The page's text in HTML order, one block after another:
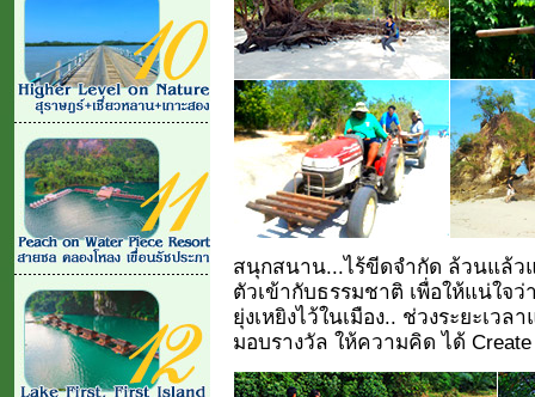
สนุกสนาน...ไร้ขีดจำกัด ล้วนแล้ว
ตัวเข้ากับธรรมชาติ เพื่อให้แน่ใจ
ยุ่งเหยิงไว้ในเมือง.. ช่วงระยะเว
มอบรางวัล ให้ความคิด ได้